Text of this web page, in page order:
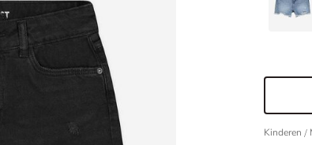
Kinderen /